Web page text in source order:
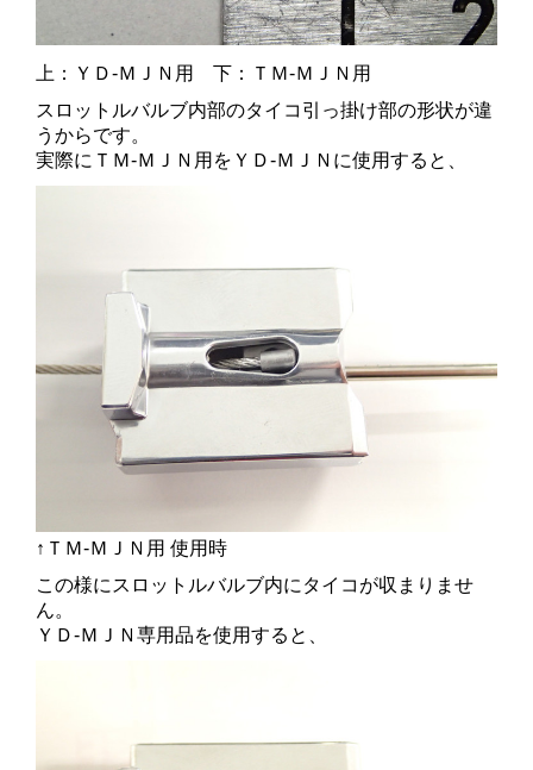
上：ＹＤ-ＭＪＮ用 下：ＴＭ-ＭＪＮ用
スロットルバルブ内部のタイコ引っ掛け部の形状が違
う からです。
実際にＴＭ-ＭＪＮ用をＹＤ-ＭＪＮに使用すると、
↑ＴＭ-ＭＪＮ用 使用時
この様にスロットルバルブ内にタイコが収まりませ
ん。
ＹＤ-ＭＪＮ専用品を使用すると、